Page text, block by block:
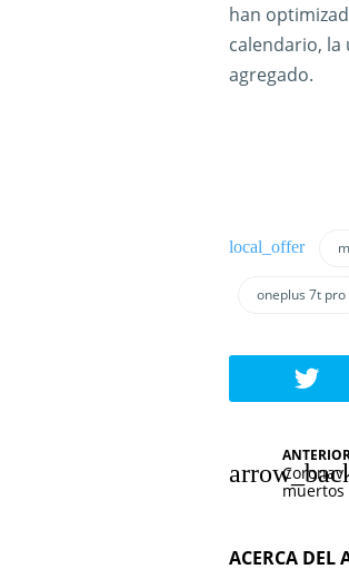
han
calendario,
agregado.
oneplus 7t pro
a
muertos
ACERCA DEL